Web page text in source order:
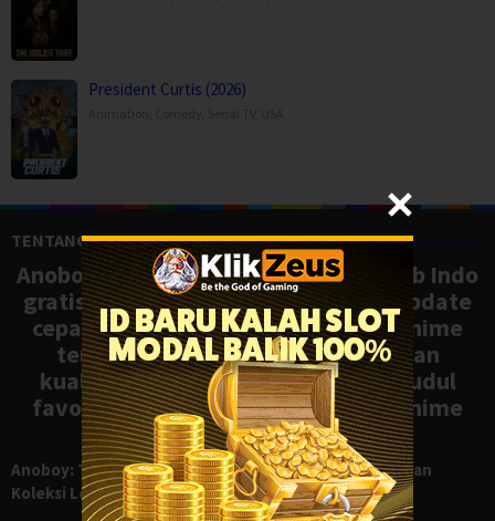
President Curtis (2026)
TENTANG ANOBOY
Anoboy adalah situs nonton anime sub Indo
gratis dengan koleksi lengkap dan update
cepat, mirip Samehadaku. Tonton anime
terbaru, ongoing, dan batch dengan
kualitas HD tanpa ribet. Temukan judul
favoritmu dan nikmati streaming anime
terbaik kapan saja.
Anoboy: Tempat Nonton Anime Sub Indo Gratis dengan
Koleksi Lengkap seperti Samehadaku